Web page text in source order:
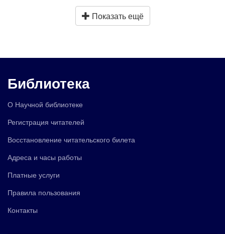
Показать ещё
Библиотека
О Научной библиотеке
Регистрация читателей
Восстановление читательского билета
Адреса и часы работы
Платные услуги
Правила пользования
Контакты